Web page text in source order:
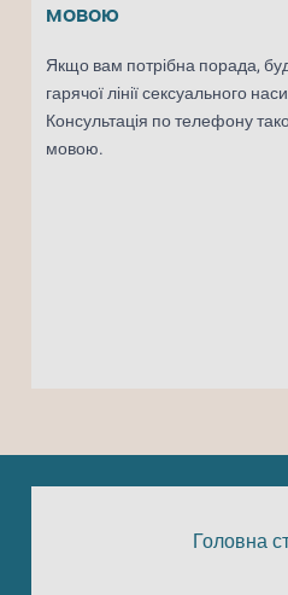
мовою
Якщо вам потрібна порада,
гарячої лінії сексуального
Консультація по телефону
мовою.
Головна